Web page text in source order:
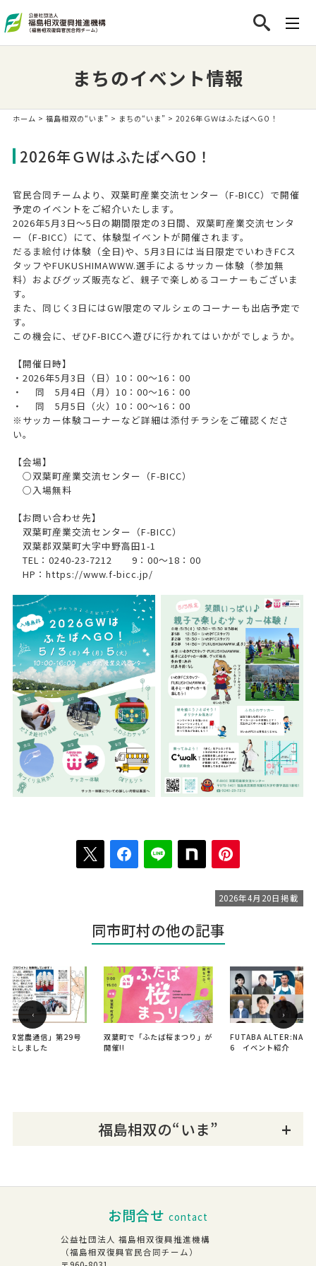
まちのイベント情報
ホーム > 福島相双の“いま” > まちの“いま” > 2026年ＧＷはふたばへGO！
2026年ＧＷはふたばへGO！
官民合同チームより、双葉町産業交流センター（F-BICC）で開催
予定のイベントをご紹介いたします。
2026年5月3日～5日の期間限定の3日間、双葉町産業交流センタ
ー（F-BICC）にて、体験型イベントが開催されます。
だるま絵付け体験（全日)や、5月3日には当日限定でいわきFCス
タッフやFUKUSHIMAWWW.選手によるサッカー体験（参加無
料）およびグッズ販売など、親子で楽しめるコーナーもございま
す。
また、同じく3日にはGW限定のマルシェのコーナーも出店予定で
す。
この機会に、ぜひF-BICCへ遊びに行かれてはいかがでしょうか。
【開催日時】
・2026年5月3日（日）10：00～16：00
・ 同 5月4日（月）10：00～16：00
・ 同 5月5日（火）10：00～16：00
※サッカー体験コーナーなど詳細は添付チラシをご確認くださ
い。
【会場】
○双葉町産業交流センター（F-BICC）
○入場無料
【お問い合わせ先】
双葉町産業交流センター（F-BICC）
双葉郡双葉町大字中野高田1-1
TEL：0240-23-7212 9：00～18：00
HP：https://www.f-bicc.jp/
2026年4月20日掲載
同市町村の他の記事
双営農通信」第29号
たしました
双葉町で「ふたば桜まつり」が
開催!!
FUTABA
6 イベント紹介
‹ ›
福島相双の“いま”
お問合せ contact
公益社団法人 福島相双復興推進機構
（福島相双復興官民合同チーム）